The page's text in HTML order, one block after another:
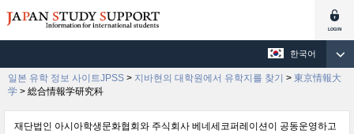
한국어
일본 유학 정보 사이트JPSS > 지바현의 대학원에서 유학지를 찾기 > 東京情報大
学 > 総合情報学研究科
재단법인 아시아학생문화협회와 주식회사 베네세코퍼레이션이 공동운영하고